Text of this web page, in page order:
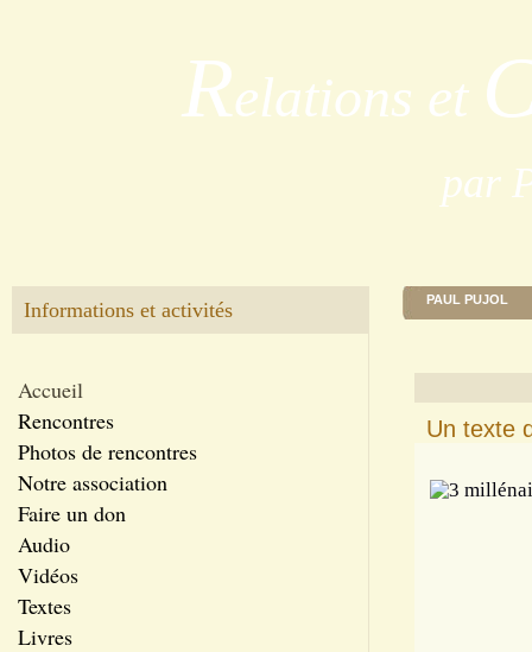
Relations et
par
Informations et activités
Accueil
Rencontres
Photos de rencontres
Notre association
Faire un don
Audio
Vidéos
Textes
Livres
PAUL PUJOL
Un texte